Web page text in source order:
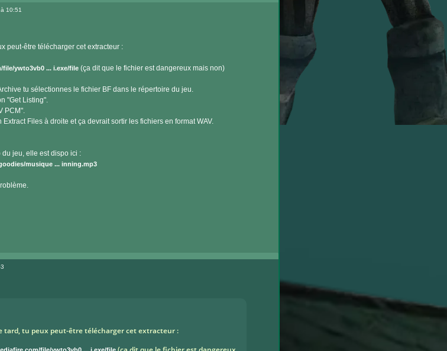
10:51
peut-être télécharger cet extracteur :
ywto3vb0 ... i.exe/file(ça dit que le fichier est dangereux mais non)
tu sélectionnes le fichier BF dans le répertoire du jeu.
"Get Listing".
PCM".
Files à droite et ça devrait sortir les fichiers en format WAV.
jeu, elle est dispo ici :
musique ... inning.mp3
tard, tu peux peut-être télécharger cet extracteur :